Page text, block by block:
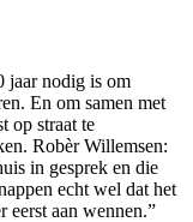
jaar nodig is om
En om samen met
op straat te
Robèr Willemsen:
in gesprek en die
echt wel dat het
eerst aan wennen.”